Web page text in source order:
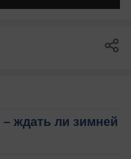
ждать ли зимней